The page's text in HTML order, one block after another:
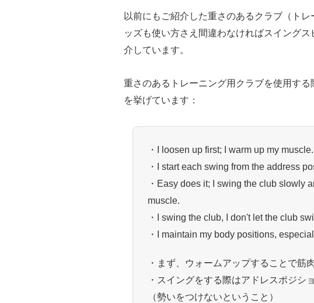
以前にもご紹介した重さのあるクラブ（ト
ッズも使い方さえ間違わなければスイング
介しています。
重さのあるトレーニング用クラブを使用す
を挙げています：
・I loosen up first; I warm up my muscle.
・I start each swing from the address
・Easy does it; I swing the club slowly
muscle.
・I swing the club, I don't let the club
・I maintain my body positions,
・まず、ウォームアップすることで筋
・スイングをする際はアドレスポジシ
（勢いをつけないということ）